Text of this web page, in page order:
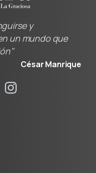
y
un mundo que
César Manrique